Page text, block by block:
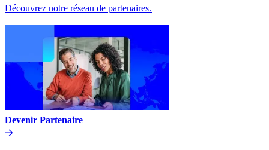
Découvrez notre réseau de partenaires.​​
Devenir Partenaire​​